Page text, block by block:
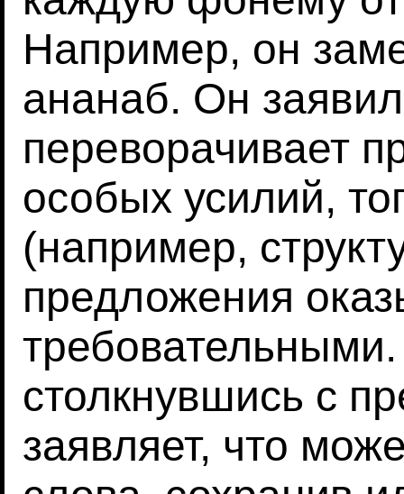
Например, он
ананаб. Он
переворачивает
особых усилий,
(например,
предложения
столкнувшись с
заявляет, что